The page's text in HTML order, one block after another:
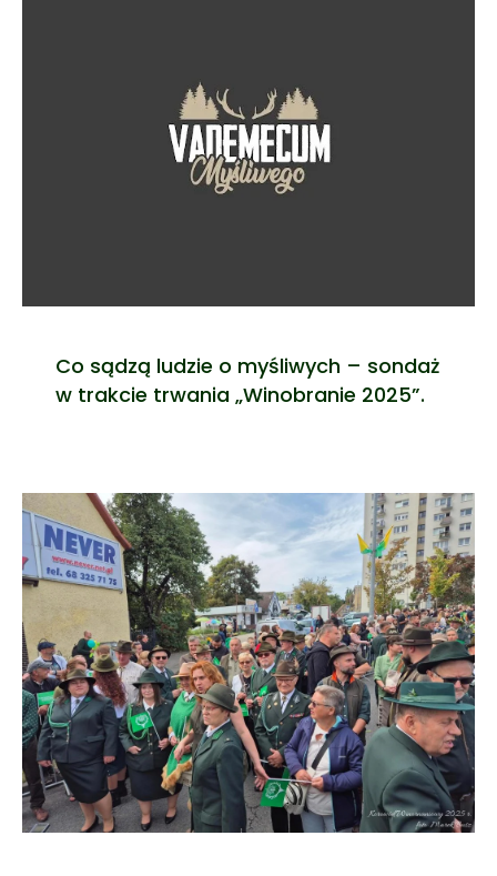
Co sądzą ludzie o myśliwych – sondaż
w trakcie trwania „Winobranie 2025”.